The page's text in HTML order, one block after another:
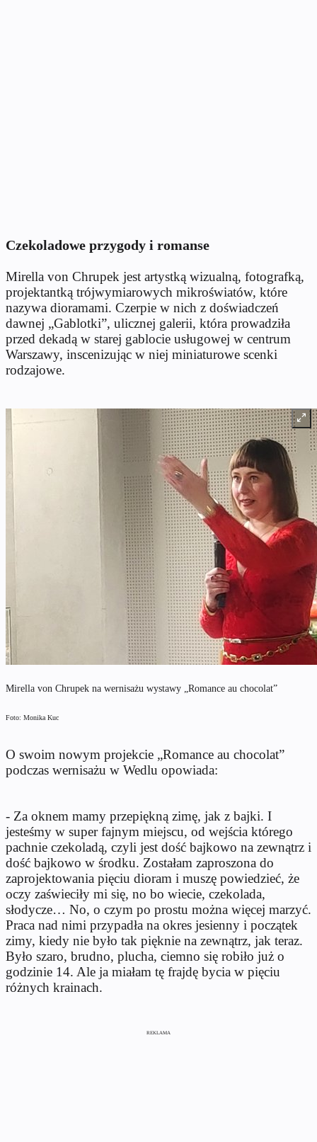
Czekoladowe przygody i romanse
Mirella von Chrupek jest artystką wizualną, fotografką,
projektantką trójwymiarowych mikroświatów, które
nazywa dioramami. Czerpie w nich z doświadczeń
dawnej „Gablotki”, ulicznej galerii, która prowadziła
przed dekadą w starej gablocie usługowej w centrum
Warszawy, inscenizując w niej miniaturowe scenki
rodzajowe.
Mirella von Chrupek na wernisażu wystawy „Romance au chocolat”
Foto: Monika Kuc
O swoim nowym projekcie „Romance au chocolat”
podczas wernisażu w Wedlu opowiada:
- Za oknem mamy przepiękną zimę, jak z bajki. I
jesteśmy w super fajnym miejscu, od wejścia którego
pachnie czekoladą, czyli jest dość bajkowo na zewnątrz i
dość bajkowo w środku. Zostałam zaproszona do
zaprojektowania pięciu dioram i muszę powiedzieć, że
oczy zaświeciły mi się, no bo wiecie, czekolada,
słodycze… No, o czym po prostu można więcej marzyć.
Praca nad nimi przypadła na okres jesienny i początek
zimy, kiedy nie było tak pięknie na zewnątrz, jak teraz.
Było szaro, brudno, plucha, ciemno się robiło już o
godzinie 14. Ale ja miałam tę frajdę bycia w pięciu
różnych krainach.
REKLAMA